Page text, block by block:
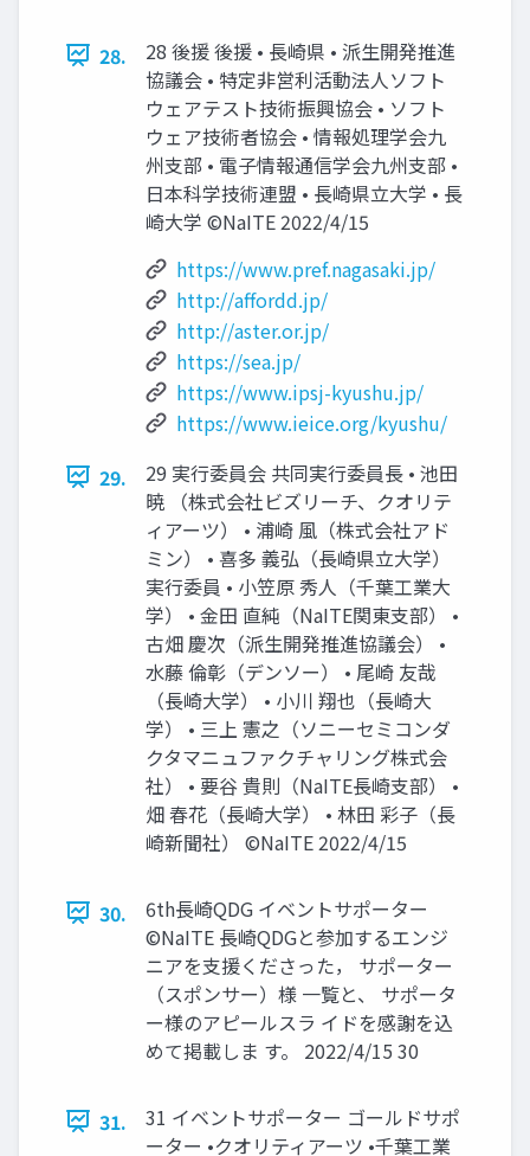
28.
28 後援 後援 • 長崎県 • 派生開発推進
協議会 • 特定非営利活動法人ソフト
ウェアテスト技術振興協会 • ソフト
ウェア技術者協会 • 情報処理学会九
州支部 • 電子情報通信学会九州支部 •
日本科学技術連盟 • 長崎県立大学 • 長
崎大学 ©NaITE 2022/4/15
https://www.pref.nagasaki.jp/
http://affordd.jp/
http://aster.or.jp/
https://sea.jp/
https://www.ipsj-kyushu.jp/
https://www.ieice.org/kyushu/
29.
29 実行委員会 共同実行委員長 • 池田
暁 （株式会社ビズリーチ、クオリテ
ィアーツ） • 浦崎 風（株式会社アド
ミン） • 喜多 義弘（長崎県立大学）
実行委員 • 小笠原 秀人（千葉工業大
学） • 金田 直純（NaITE関東支部） •
古畑 慶次（派生開発推進協議会） •
水藤 倫彰（デンソー） • 尾崎 友哉
（長崎大学） • 小川 翔也（長崎大
学） • 三上 憲之（ソニーセミコンダ
クタマニュファクチャリング株式会
社） • 要谷 貴則（NaITE長崎支部） •
畑 春花（長崎大学） • 林田 彩子（長
崎新聞社） ©NaITE 2022/4/15
30.
6th長崎QDG イベントサポーター
©NaITE 長崎QDGと参加するエンジ
ニアを支援くださった， サポーター
（スポンサー）様 一覧と、 サポータ
ー様のアピールスラ イドを感謝を込
めて掲載しま す。 2022/4/15 30
31.
31 イベントサポーター ゴールドサポ
ーター •クオリティアーツ •千葉工業